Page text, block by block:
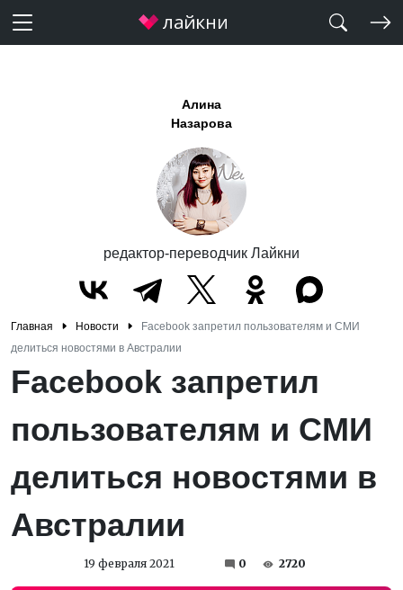
Алина
Назарова
редактор-переводчик Лайкни
Главная Новости
Facebook запретил пользователям и СМИ
делиться новостями в Австралии
Facebook запретил
пользователям и СМИ
делиться новостями в
Австралии
19 февраля 2021 0 2720